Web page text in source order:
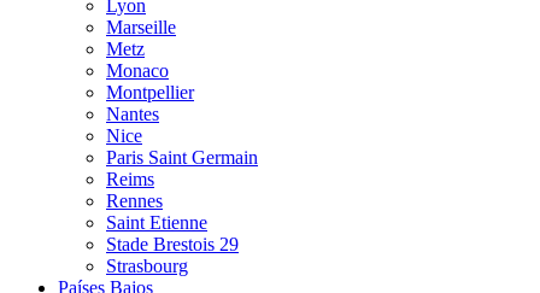
Lyon
Marseille
Metz
Monaco
Montpellier
Nantes
Nice
Paris Saint Germain
Reims
Rennes
Saint Etienne
Stade Brestois 29
Strasbourg
Países Bajos